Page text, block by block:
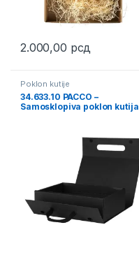
2.000,00 рсд
Poklon kutije
34.633.10 PACCO –
Samosklopiva poklon kutija